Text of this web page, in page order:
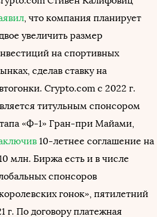
, что компания планирует
увеличить размер
на спортивных
сделав ставку на
Crypto.com с 2022 г.
титульным спонсором
«Ф-1» Гран-при Майами,
10-летнее соглашение на
млн. Биржа есть и в числе
спонсоров
гонок», пятилетний
г. По договору платежная